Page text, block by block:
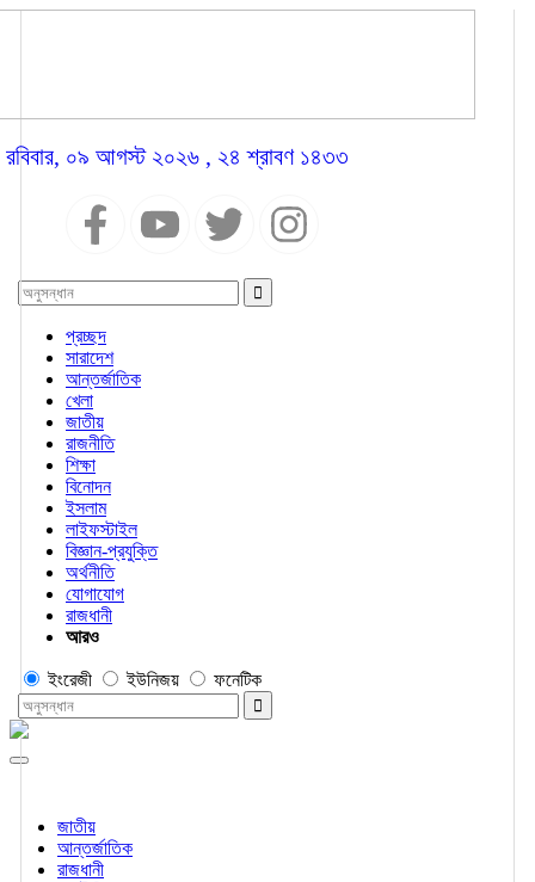
রবিবার, ০৯ আগস্ট ২০২৬ , ২৪ শ্রাবণ ১৪৩৩
প্রচ্ছদ
সারাদেশ
আন্তর্জাতিক
খেলা
জাতীয়
রাজনীতি
শিক্ষা
বিনোদন
ইসলাম
লাইফস্টাইল
বিজ্ঞান-প্রযুক্তি
অর্থনীতি
যোগাযোগ
রাজধানী
আরও
ইংরেজী ইউনিজয় ফনেটিক
জাতীয়
আন্তর্জাতিক
রাজধানী